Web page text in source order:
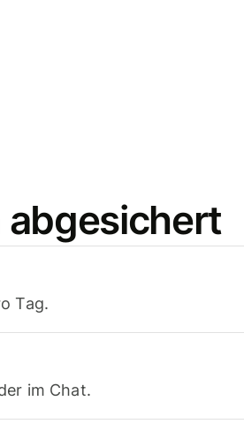
abgesichert
Tag.
im Chat.